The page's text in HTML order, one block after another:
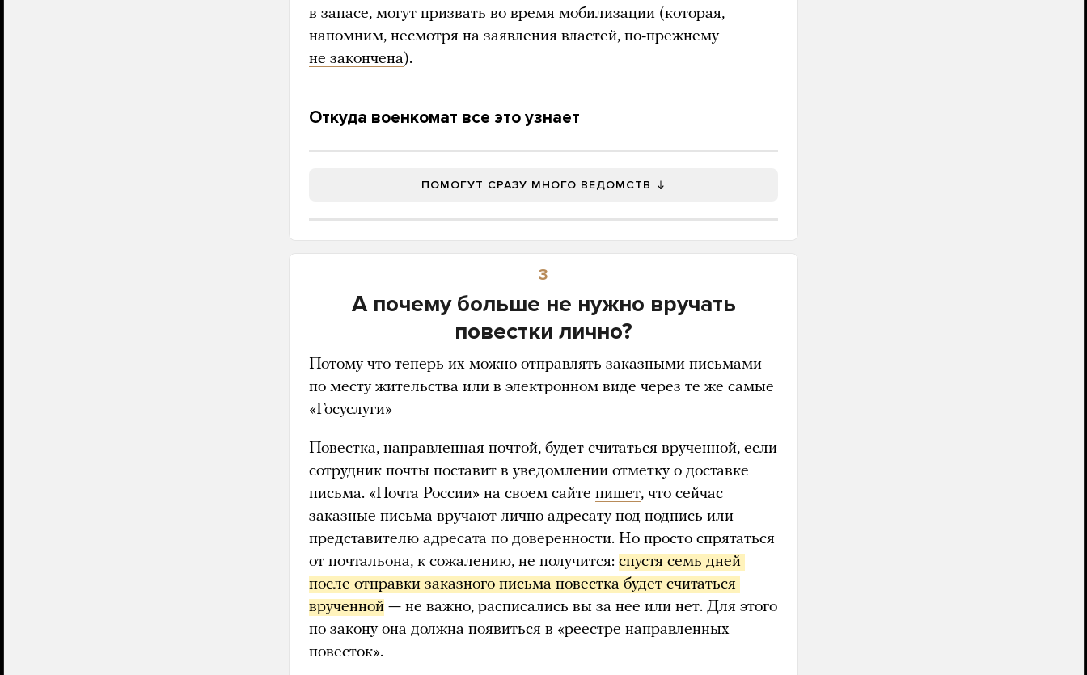
в запасе, могут призвать во время мобилизации (которая,
напомним, несмотря на заявления властей, по-прежнему
не закончена).
Откуда военкомат все это узнает
ПОМОГУТ СРАЗУ МНОГО ВЕДОМСТВ
3
А почему больше не нужно вручать
повестки лично?
Потому что теперь их можно отправлять заказными письмами
по месту жительства или в электронном виде через те же самые
«Госуслуги»
Повестка, направленная почтой, будет считаться врученной, если
сотрудник почты поставит в уведомлении отметку о доставке
письма. «Почта России» на своем сайте пишет, что сейчас
заказные письма вручают лично адресату под подпись или
представителю адресата по доверенности. Но просто спрятаться
от почтальона, к сожалению, не получится: спустя семь дней
после отправки заказного письма повестка будет считаться
врученной — не важно, расписались вы за нее или нет. Для этого
по закону она должна появиться в «реестре направленных
повесток».